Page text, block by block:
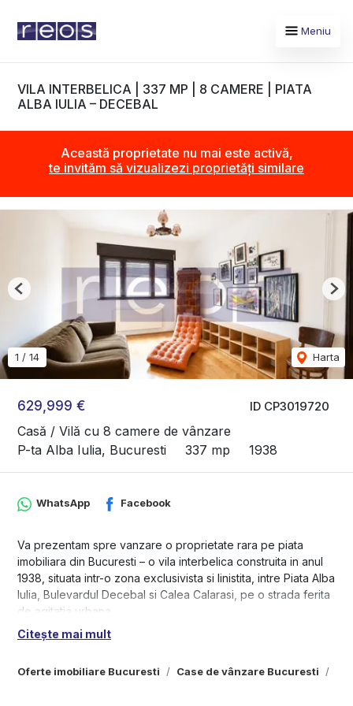
Meniu
VILA INTERBELICA | 337 MP | 8 CAMERE | PIATA
ALBA IULIA – DECEBAL
Această proprietate nu mai este activă,
te invităm să vizualizezi proprietăți similare
ID CP3019720
629,999 €
Casă / Vilă cu 8 camere de vânzare
P-ta Alba Iulia, Bucuresti
337 mp 1938
1 / 14 Harta
Previous
Oferte imobiliare Bucuresti Case de vânzare Bucuresti
WhatsApp Facebook
Va prezentam spre vanzare o proprietate rara pe piata
imobiliara din Bucuresti – o vila interbelica construita in anul
1938, situata intr-o zona exclusivista si linistita, intre Piata Alba
Iulia, Bulevardul Decebal si Calea Calarasi, pe o strada ferita
de agitatia urbana.
Proprietatea impresioneaza prin arhitectura clasica, tavanele
de amenajare sau investitie.
Citește mai mult